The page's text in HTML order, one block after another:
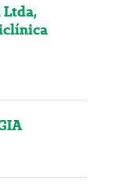
Ltda,